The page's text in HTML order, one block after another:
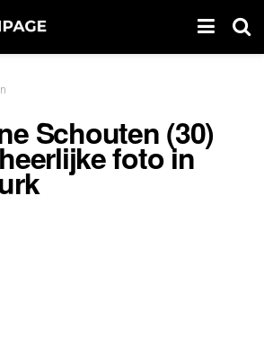
Schouten (30)
foto in